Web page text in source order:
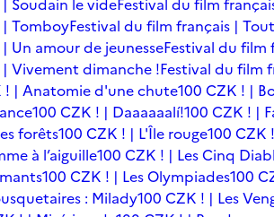
Soudain le videFestival du film
TomboyFestival du film français |
Un amour de jeunesseFestival du film
Vivement dimanche !Festival du film
! | Anatomie d'une chute100 CZK ! |
100 CZK ! | Daaaaaalí!100 CZK ! |
forêts100 CZK ! | L'Île rouge100 CZK
à l’aiguille100 CZK ! | Les Cinq
100 CZK ! | Les Olympiades100
: Milady100 CZK ! | Les